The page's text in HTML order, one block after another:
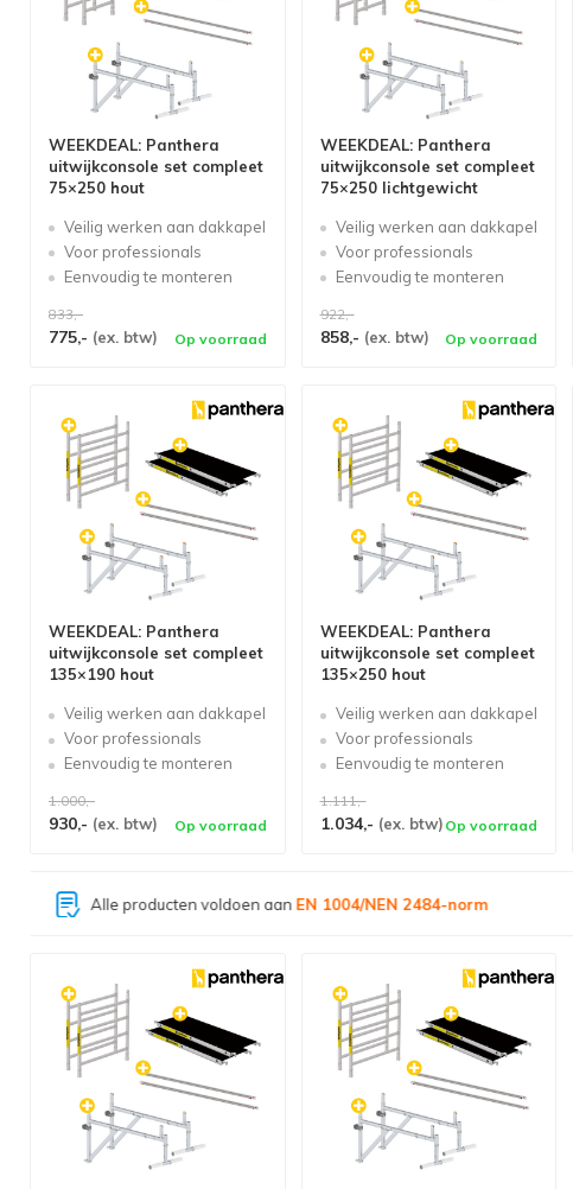
WEEKDEAL: Panthera
uitwijkconsole set compleet
75×250 hout
Veilig werken aan dakkapel
Voor professionals
Eenvoudig te monteren
833,-
775,- (ex. btw) Op voorraad
WEEKDEAL: Panthera
uitwijkconsole set compleet
75×250 lichtgewicht
Veilig werken aan dakkapel
Voor professionals
Eenvoudig te monteren
922,-
858,- (ex. btw) Op voorraad
WEEKDEAL: Panthera
uitwijkconsole set compleet
135×190 hout
Veilig werken aan dakkapel
Voor professionals
Eenvoudig te monteren
1.000,-
930,- (ex. btw) Op voorraad
WEEKDEAL: Panthera
uitwijkconsole set compleet
135×250 hout
Veilig werken aan dakkapel
Voor professionals
Eenvoudig te monteren
1.111,-
1.034,- (ex. btw) Op voorraad
Grootste assortiment vanNederland